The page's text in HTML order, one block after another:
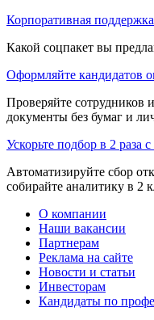
Корпоративная
Какой соцпакет вы
Оформляйте кандидатов
Проверяйте сотрудников
документы без бумаг и
Ускорьте подбор в 2 раза
Автоматизируйте сбор
собирайте аналитику в 2
О компании
Наши вакансии
Партнерам
Реклама на сайте
Новости и статьи
Инвесторам
Кандидаты по